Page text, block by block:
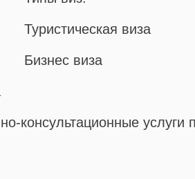
Туристическая виза
Бизнес виза
консультационные